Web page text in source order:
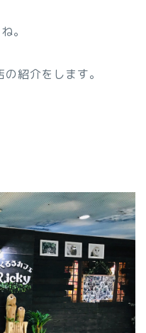
。
紹介をします。